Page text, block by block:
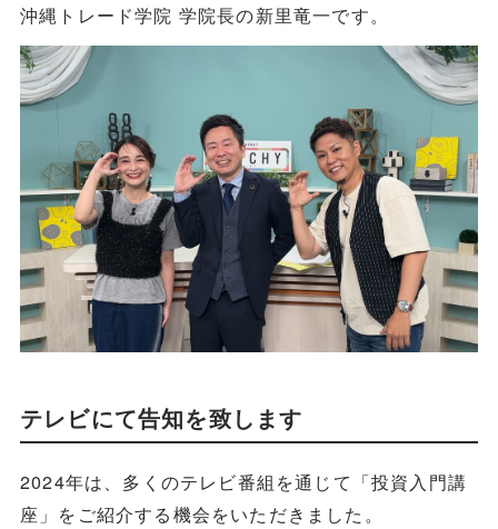
沖縄トレード学院 学院長の新里竜一です。
テレビにて告知を致します
2024年は、多くのテレビ番組を通じて「投資入門講
座」をご紹介する機会をいただきました。